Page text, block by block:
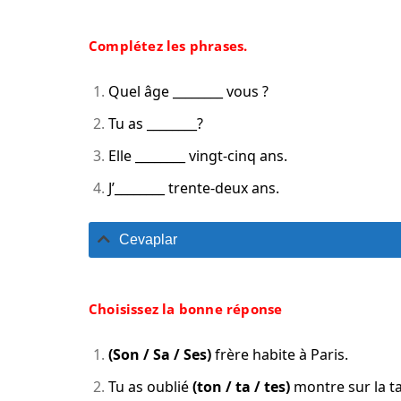
Complétez les phrases.
Quel âge ________ vous ?
Tu as ________?
Elle ________ vingt-cinq ans.
J’________ trente-deux ans.
Cevaplar
Choisissez la bonne réponse
(Son / Sa / Ses)frère habite à Paris.
Tu as oublié(ton / ta / tes) montre sur la